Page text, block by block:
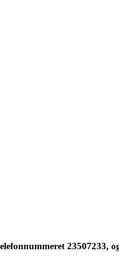
23507233,